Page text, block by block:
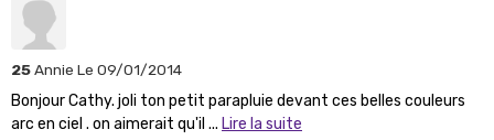
25Annie Le 09/01/2014
Bonjour Cathy. joli ton petit parapluie devant ces belles couleurs
arc en ciel . on aimerait qu'il ... Lire la suite